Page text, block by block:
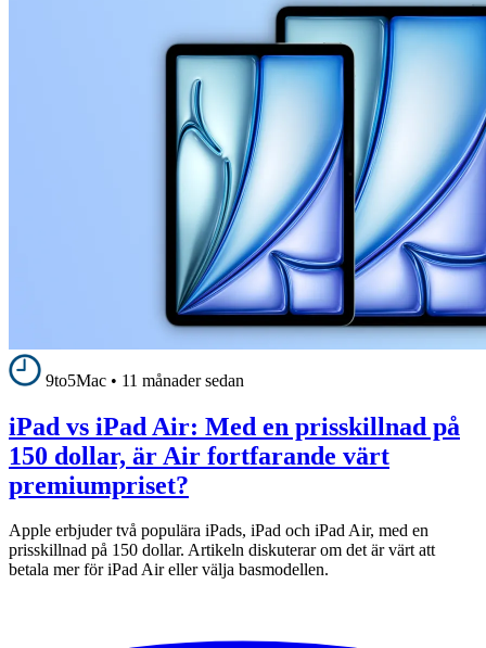
9to5Mac • 11 månader sedan
iPad vs iPad Air: Med en prisskillnad på
150 dollar, är Air fortfarande värt
premiumpriset?
Apple erbjuder två populära iPads, iPad och iPad Air, med en
prisskillnad på 150 dollar. Artikeln diskuterar om det är värt att
betala mer för iPad Air eller välja basmodellen.